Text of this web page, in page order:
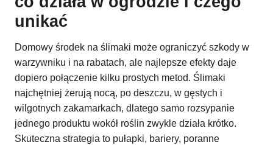
unikać
Domowy środek na ślimaki może ograniczyć szkody w
warzywniku i na rabatach, ale najlepsze efekty daje
dopiero połączenie kilku prostych metod. Ślimaki
najchętniej żerują nocą, po deszczu, w gęstych i
wilgotnych zakamarkach, dlatego samo rozsypanie
jednego produktu wokół roślin zwykle działa krótko.
Skuteczna strategia to pułapki, bariery, poranne